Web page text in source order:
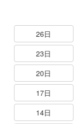
26日
23日
20日
17日
14日